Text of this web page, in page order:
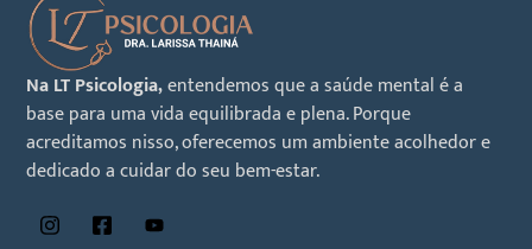
Na LT Psicologia,entendemos que a saúde mental é a
base para uma vida equilibrada e plena. Porque
acreditamos nisso, oferecemos um ambiente acolhedor e
dedicado a cuidar do seu bem-estar.